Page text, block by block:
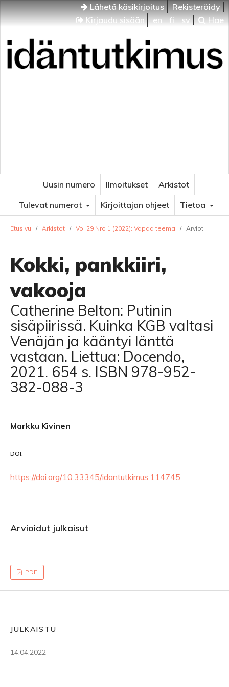
Lähetä käsikirjoitus
Rekisteröidy
Kirjaudu sisään
en fi sv Hae
Uusin numero Ilmoitukset
Arkistot
Tulevat numerot
Kirjoittajan ohjeet Tietoa
Etusivu / Arkistot / Vol 29 Nro 1 (2022): Vapaa teema / Arviot
Kokki, pankkiiri,
vakooja
Catherine Belton: Putinin
sisäpiirissä. Kuinka KGB valtasi
Venäjän ja kääntyi länttä
vastaan. Liettua: Docendo,
2021. 654 s. ISBN 978-952-
382-088-3
Markku Kivinen
DOI:
https://doi.org/10.33345/idantutkimus.114745
Arvioidut julkaisut
PDF
JULKAISTU
14.04.2022